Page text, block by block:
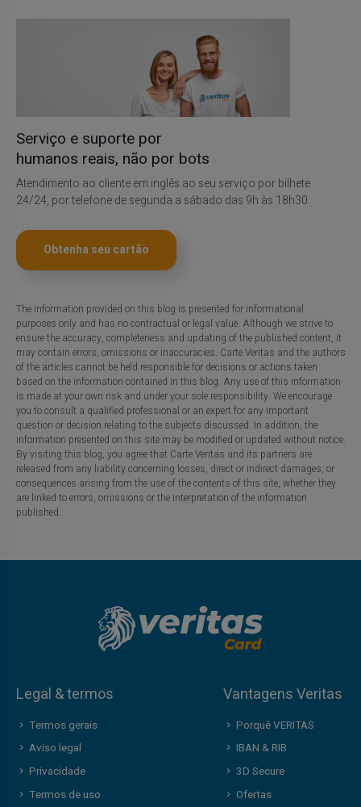
Serviço e suporte por
humanos reais, não por bots
Atendimento ao cliente em inglês ao seu serviço por bilhete
24/24, por telefone de segunda a sábado das 9h às 18h30
Obtenha seu cartão
The information provided on this blog is presented for informational
purposes only and has no contractual or legal value. Although we strive to
ensure the accuracy, completeness and updating of the published content, it
may contain errors, omissions or inaccuracies. Carte Veritas and the authors
of the articles cannot be held responsible for decisions or actions taken
based on the information contained in this blog. Any use of this information
is made at your own risk and under your sole responsibility. We encourage
you to consult a qualified professional or an expert for any important
question or decision relating to the subjects discussed. In addition, the
information presented on this site may be modified or updated without notice.
By visiting this blog, you agree that Carte Veritas and its partners are
released from any liability concerning losses, direct or indirect damages, or
consequences arising from the use of the contents of this site, whether they
are linked to errors, omissions or the interpretation of the information
published.
Legal & termos
Termos gerais
Aviso legal
Privacidade
Termos de uso
Vantagens Veritas
Porquê VERITAS
IBAN & RIB
3D Secure
Ofertas